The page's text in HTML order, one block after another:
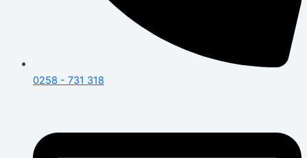
0258 - 731 318